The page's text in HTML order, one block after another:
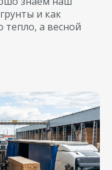
и как
тепло, а весной